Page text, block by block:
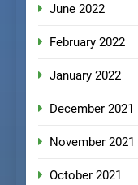
June 2022
February 2022
January 2022
December 2021
November 2021
October 2021